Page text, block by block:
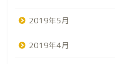
2019年5月
2019年4月